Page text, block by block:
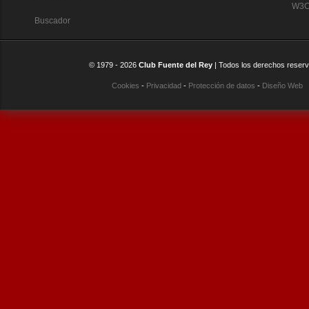
Buscador
© 1979 - 2026 Club Fuente del Rey| Todos los derechos
Cookies - Privacidad - Protección de datos - Diseño Web